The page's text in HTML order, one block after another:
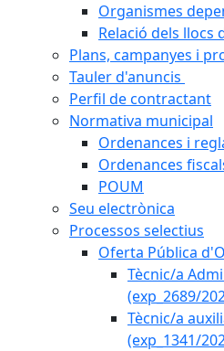
Organismes
Relació dels llocs
Plans, campanyes i
Tauler d'anuncis
Perfil de contractant
Normativa municipal
Ordenances i
Ordenances
POUM
Seu electrònica
Processos selectius
Oferta Pública
Tècnic/a
(exp_2689/
Tècnic/a
(exp_1341/